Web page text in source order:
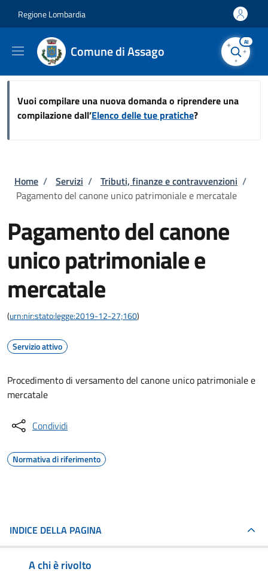
Regione Lombardia
Comune di Assago
AI
Vuoi compilare una nuova domanda o riprendere una
compilazione dall’Elenco delle tue pratiche?
Briciole di pane
Home / Servizi / Tributi, finanze e contravvenzioni /
Pagamento del canone unico patrimoniale e mercatale
Pagamento del canone
unico patrimoniale e
mercatale
(urn:nir:stato:legge:2019-12-27;160)
Servizio attivo
Procedimento di versamento del canone unico patrimoniale e
mercatale
Condividi
Normativa di riferimento
INDICE DELLA PAGINA
A chi è rivolto